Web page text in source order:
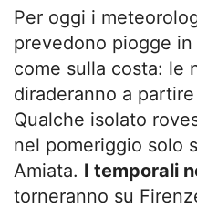
Per oggi i
prevedono piogge in
come sulla costa: le
diraderanno a
Qualche isolato
nel pomeriggio solo
Amiata. I temporali
torneranno su